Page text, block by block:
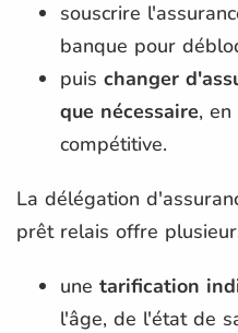
souscrire
banque pour
puis changer
que nécessaire,
compétitive.
La délégation
prêt relais offre
une tarification
l'âge, de l'état de